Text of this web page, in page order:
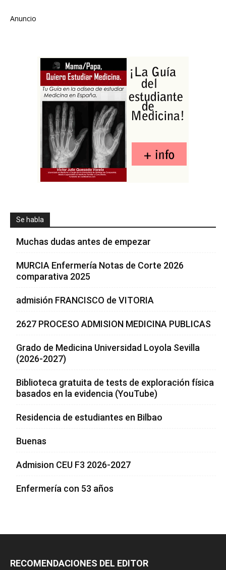
Anuncio
Se habla
Muchas dudas antes de empezar
MURCIA Enfermería Notas de Corte 2026
comparativa 2025
admisión FRANCISCO de VITORIA
2627 PROCESO ADMISION MEDICINA PUBLICAS
Grado de Medicina Universidad Loyola Sevilla
(2026-2027)
Biblioteca gratuita de tests de exploración física
basados en la evidencia (YouTube)
Residencia de estudiantes en Bilbao
Buenas
Admision CEU F3 2026-2027
Enfermería con 53 años
RECOMENDACIONES DEL EDITOR